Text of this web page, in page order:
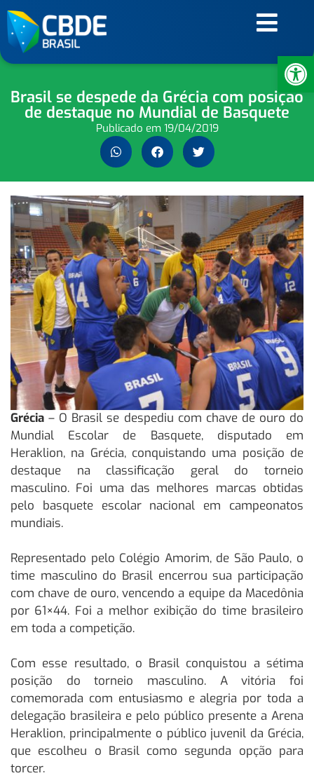
Brasil se despede da Grécia com posição
de destaque no Mundial de Basquete
Publicado em 19/04/2019
Grécia – O Brasil se despediu com chave de ouro do
Mundial Escolar de Basquete, disputado em
Heraklion, na Grécia, conquistando uma posição de
destaque na classificação geral do torneio
masculino. Foi uma das melhores marcas obtidas
pelo basquete escolar nacional em campeonatos
mundiais.
Representado pelo Colégio Amorim, de São Paulo, o
time masculino do Brasil encerrou sua participação
com chave de ouro, vencendo a equipe da Macedônia
por 61×44. Foi a melhor exibição do time brasileiro
em toda a competição.
Com esse resultado, o Brasil conquistou a sétima
posição do torneio masculino. A vitória foi
comemorada com entusiasmo e alegria por toda a
delegação brasileira e pelo público presente a Arena
Heraklion, principalmente o público juvenil da Grécia,
que escolheu o Brasil como segunda opção para
torcer.